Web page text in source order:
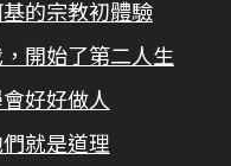
的宗教初體驗
開始了第二人生
好好做人
就是道理